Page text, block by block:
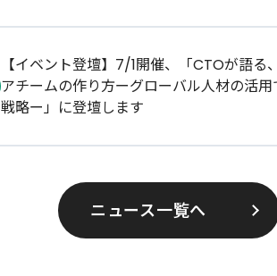
【イベント登壇】7/1開催、「CTOが語
アチームの作り方ーグローバル人材の活
戦略ー」に登壇します
ニュース一覧へ